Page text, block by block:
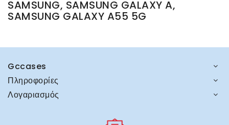
SAMSUNG, SAMSUNG GALAXY A,
SAMSUNG GALAXY A55 5G
Gccases
Πληροφορίες
Λογαριασμός